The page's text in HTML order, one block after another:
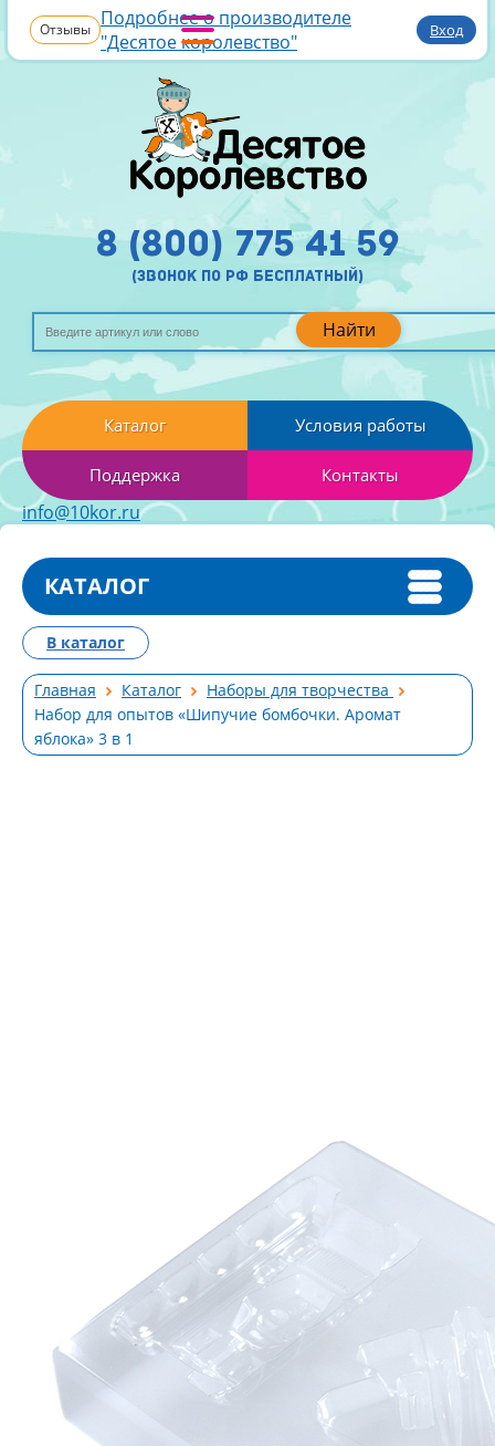
Отзывы Подробнее о производителе
"Десятое королевство"
Вход
Найти
8 (800) 775 41 59
(звонок по рф бесплатный)
Каталог Условия работы
Поддержка Контакты
info@10kor.ru
КАТАЛОГ
Главная Каталог
Наборы для творчества
Набор для опытов «Шипучие бомбочки. Аромат
яблока» 3 в 1
В каталог